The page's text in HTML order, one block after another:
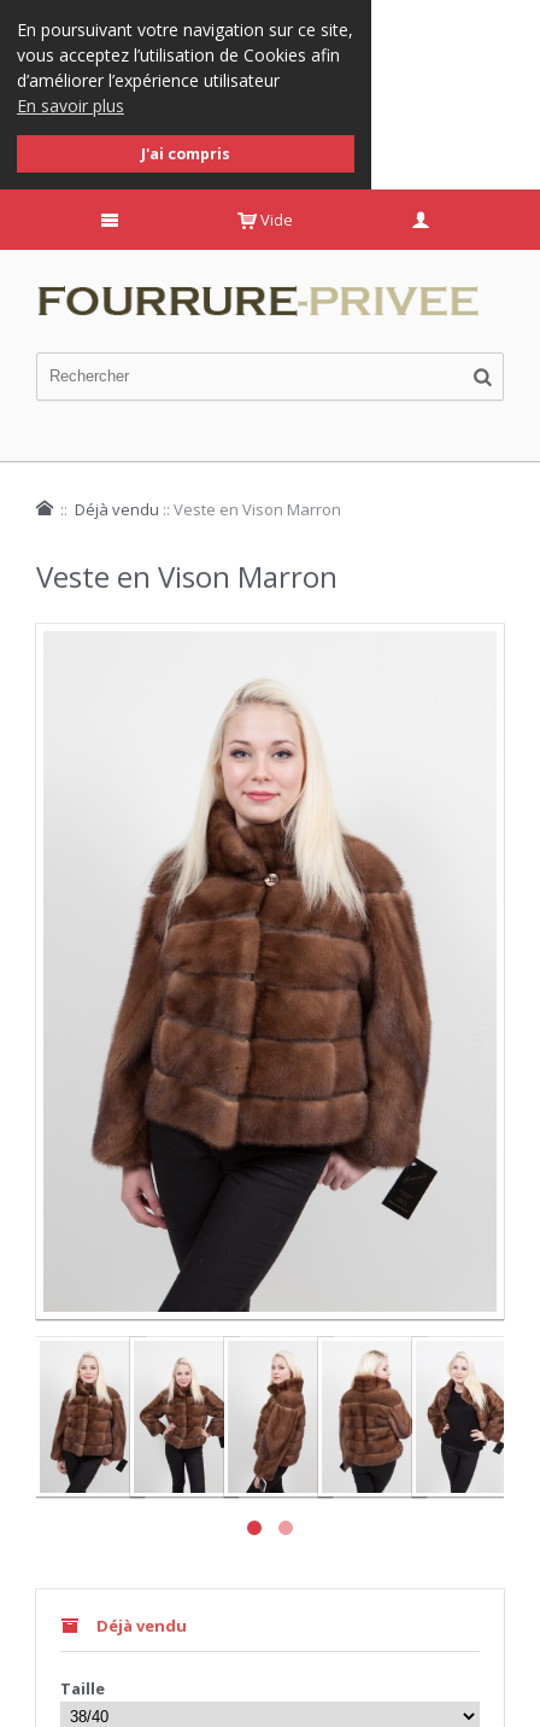
En poursuivant votre navigation sur ce site,
vous acceptez l’utilisation de Cookies afin
d’améliorer l’expérience utilisateur
En savoir plus
J'ai compris
Vide
:: Déjà vendu :: Veste en Vison Marron
Veste en Vison Marron
Déjà vendu
Taille